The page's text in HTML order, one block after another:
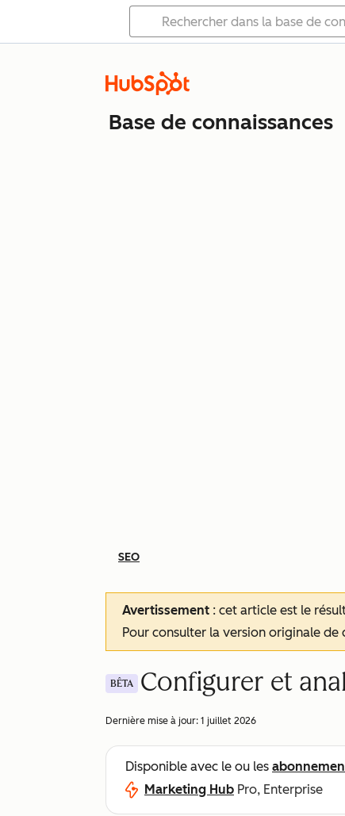
Base de connaissances
SEO
Avertissement : cet article est le
Pour consulter la version originale de
BÊTA Configurer et
Dernière mise à jour: 1 juillet 2026
Disponible avec le ou les
Marketing Hub Pro, Enterprise